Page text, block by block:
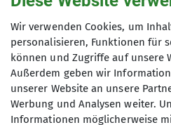
gute Laune sowie
unsere Füße und
Kleidung haben
kommen - die
Viele unserer
Heimat- und
0178-6456430
oder Christian.DAV-
Anmeldung bis
20.04.2023
Wir verwenden Cookies, um
personalisieren, Funktionen für
können und Zugriffe auf unsere
Außerdem geben wir
unserer Website an unsere
Werbung und Analysen weiter.
Informationen möglicherweise